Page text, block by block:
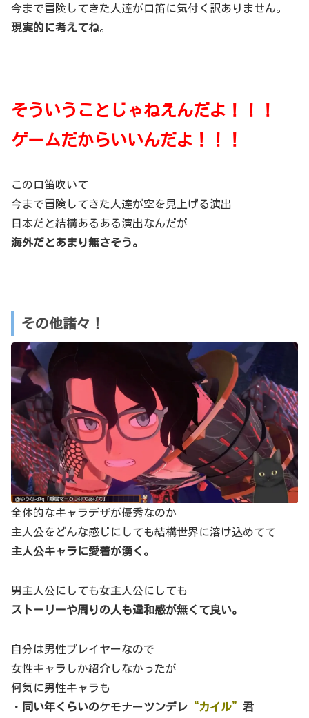
今まで冒険してきた人達が口笛に気付く訳ありません。
現実的に考えてね。
そういうことじゃねえんだよ！！！
ゲームだからいいんだよ！！！
この口笛吹いて
今まで冒険してきた人達が空を見上げる演出
日本だと結構あるある演出なんだが
海外だとあまり無さそう。
その他諸々！
全体的なキャラデザが優秀なのか
主人公をどんな感じにしても結構世界に溶け込めてて
主人公キャラに愛着が湧く。
男主人公にしても女主人公にしても
ストーリーや周りの人も違和感が無くて良い。
自分は男性プレイヤーなので
女性キャラしか紹介しなかったが
何気に男性キャラも
・
同い年くらいのケモナーツンデレ “カイル” 君